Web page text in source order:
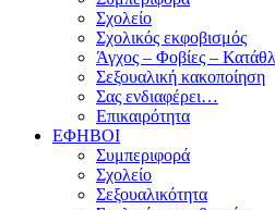
Σχολείο
Σχολικός εκφοβισμός
Άγχος – Φοβίες –
Σεξουαλική κακοποίηση
Σας ενδιαφέρει…
Επικαιρότητα
ΕΦΗΒΟΙ
Συμπεριφορά
Σχολείο
Σεξουαλικότητα